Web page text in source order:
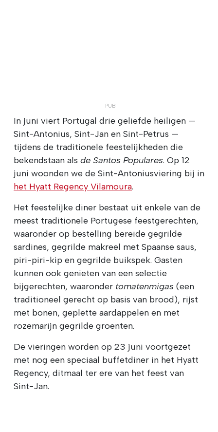
In juni viert Portugal drie geliefde heiligen —
Sint-Antonius, Sint-Jan en Sint-Petrus —
tijdens de traditionele feestelijkheden die
bekendstaan als de Santos Populares. Op 12
juni woonden we de Sint-Antoniusviering bij in
het Hyatt Regency Vilamoura.
Het feestelijke diner bestaat uit enkele van de
meest traditionele Portugese feestgerechten,
waaronder op bestelling bereide gegrilde
sardines, gegrilde makreel met Spaanse saus,
piri-piri-kip en gegrilde buikspek. Gasten
kunnen ook genieten van een selectie
bijgerechten, waaronder tomatenmigas (een
traditioneel gerecht op basis van brood), rijst
met bonen, geplette aardappelen en met
rozemarijn gegrilde groenten.
De vieringen worden op 23 juni voortgezet
met nog een speciaal buffetdiner in het Hyatt
Regency, ditmaal ter ere van het feest van
Sint-Jan.